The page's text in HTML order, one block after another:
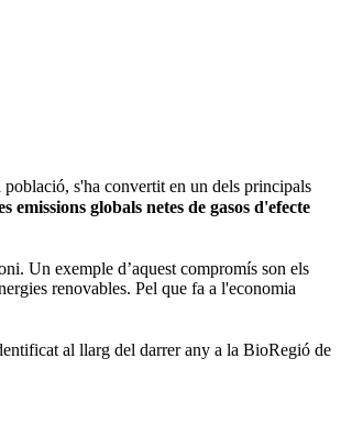
s'ha convertit en un dels principals
emissions globals netes de gasos d'efecte
Un exemple d’aquest compromís son els
renovables. Pel que fa a l'economia
al llarg del darrer any a la BioRegió de